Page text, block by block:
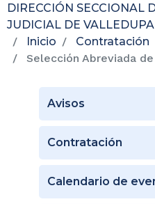
DIRECCIÓN SECCIONAL
JUDICIAL DE
Inicio
Contratación
Selección Abreviada
Avisos
Contratación
Calendario de